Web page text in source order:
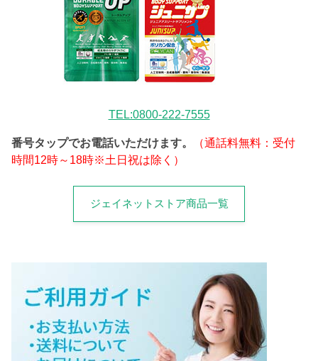
TEL:0800-222-7555
番号タップでお電話いただけます。
（通話料無料：受付
時間12時～18時※土日祝は除く）
ジェイネットストア商品一覧